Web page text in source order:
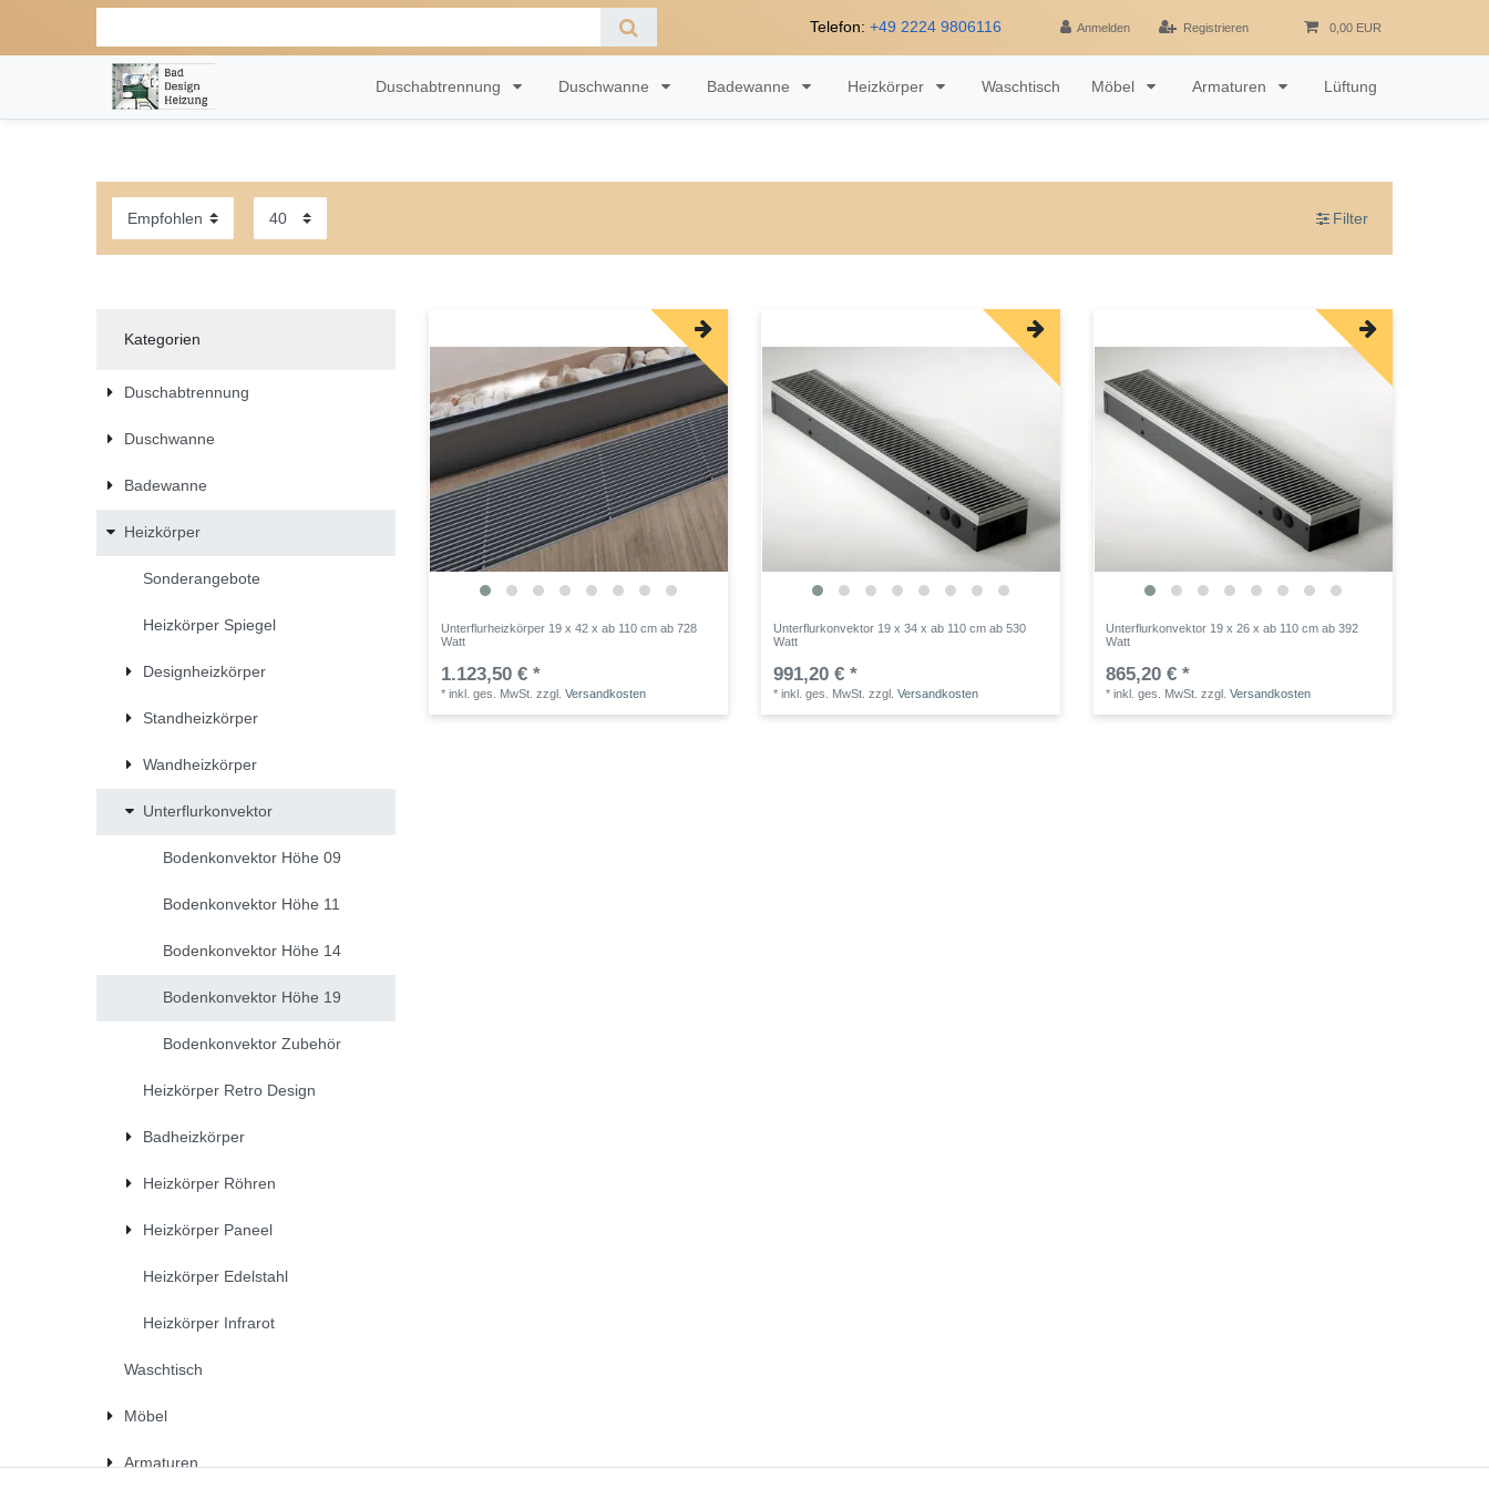
Telefon: +49 2224 9806116 Anmelden Registrieren 0,00 EUR
Duschabtrennung Duschwanne Badewanne Heizkörper Waschtisch Möbel Armaturen Lüftung
Filter
Kategorien
Duschabtrennung
Duschwanne
Badewanne
Heizkörper
Sonderangebote
Heizkörper Spiegel
Designheizkörper
Standheizkörper
Wandheizkörper
Unterflurkonvektor
Bodenkonvektor Höhe 09
Bodenkonvektor Höhe 11
Bodenkonvektor Höhe 14
Bodenkonvektor Höhe 19
Bodenkonvektor Zubehör
Heizkörper Retro Design
Badheizkörper
Heizkörper Röhren
Heizkörper Paneel
Heizkörper Edelstahl
Heizkörper Infrarot
Waschtisch
Möbel
Armaturen
Unterflurheizkörper 19 x 42 x ab 110 cm ab 728
Watt
1.123,50 € *
*inkl. ges. MwSt. zzgl.Versandkosten
Unterflurkonvektor 19 x 34 x ab 110 cm ab 530
Watt
991,20 € *
*inkl. ges. MwSt. zzgl.Versandkosten
Unterflurkonvektor 19 x 26 x ab 110 cm ab 392
Watt
865,20 € *
*inkl. ges. MwSt. zzgl.Versandkosten